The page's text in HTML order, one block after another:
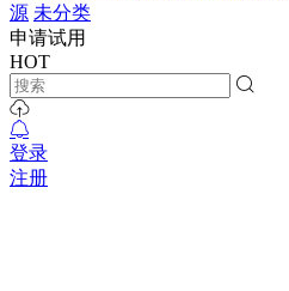
源 未分类
申请试用
HOT
登录
注册